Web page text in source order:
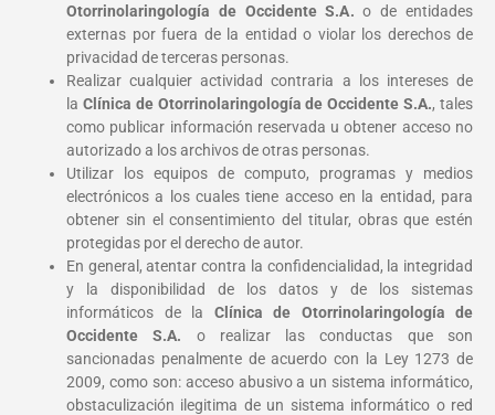
Otorrinolaringología de Occidente S.A.o de entidades
externas por fuera de la entidad o violar los derechos de
privacidad de terceras personas.
Realizar cualquier actividad contraria a los intereses de
la Clínica de Otorrinolaringología de Occidente S.A., tales
como publicar información reservada u obtener acceso no
autorizado a los archivos de otras personas.
Utilizar los equipos de computo, programas y medios
electrónicos a los cuales tiene acceso en la entidad, para
obtener sin el consentimiento del titular, obras que estén
protegidas por el derecho de autor.
En general, atentar contra la confidencialidad, la integridad
y la disponibilidad de los datos y de los sistemas
informáticos de la Clínica de Otorrinolaringología de
Occidente S.A. o realizar las conductas que son
sancionadas penalmente de acuerdo con la Ley 1273 de
2009, como son: acceso abusivo a un sistema informático,
obstaculización ilegitima de un sistema informático o red